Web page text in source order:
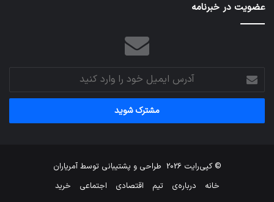
عضویت در خبرنامه
آدرس
ایمیل
خود
وارد
© کپی‌رایت 2026 طراحی و پشتیبانی توسطآمریاران
خانه
درباره‌ی تیم اقتصادی اجتماعی خرید